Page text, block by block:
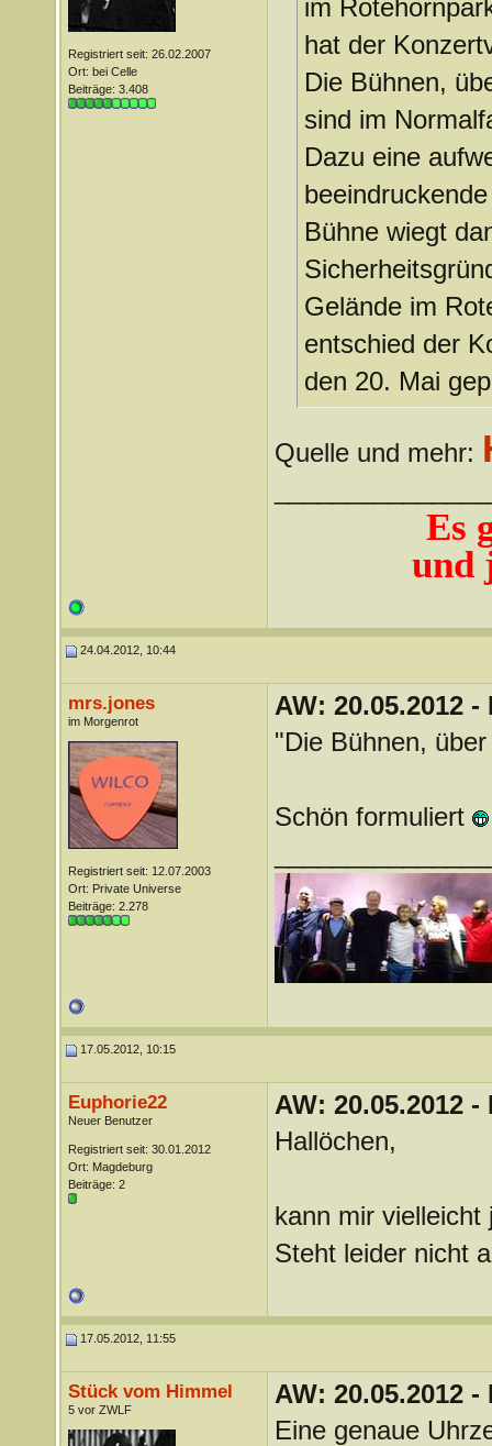
Registriert seit: 26.02.2007
Ort: bei Celle
Beiträge: 3.408
im
hat der
Die Bühnen,
sind im
Dazu eine
Bühne wiegt
Gelände im
entschied der
den 20. Mai
Quelle und mehr:
Es
und
24.04.2012, 10:44
mrs.jones
im Morgenrot
Registriert seit: 12.07.2003
Ort: Private Universe
Beiträge: 2.278
AW: 20.05.2012
"Die Bühnen,
Schön formuliert
17.05.2012, 10:15
Euphorie22
Neuer Benutzer
Registriert seit: 30.01.2012
Ort: Magdeburg
Beiträge: 2
AW: 20.05.2012
Hallöchen,
kann mir
Steht leider nicht
17.05.2012, 11:55
Stück vom Himmel
5 vor ZWLF
AW: 20.05.2012
Eine genaue